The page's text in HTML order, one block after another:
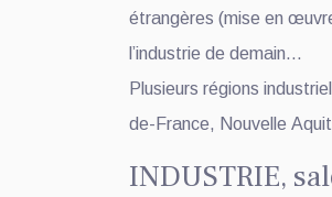
étrangères (mise en
l’industrie de demain…
Plusieurs régions
de-France, Nouvelle
INDUSTRIE,